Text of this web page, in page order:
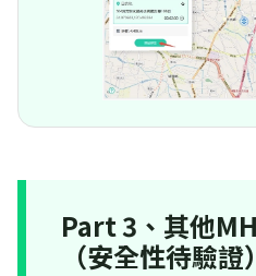
Part 3、其他
（安全性待驗證）